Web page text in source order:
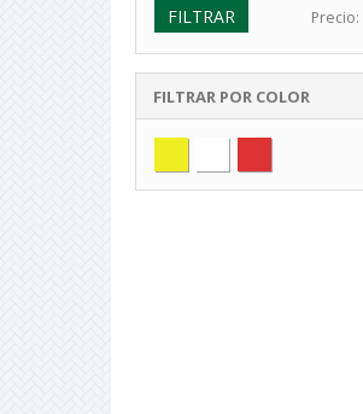
FILTRAR Precio:
FILTRAR POR COLOR